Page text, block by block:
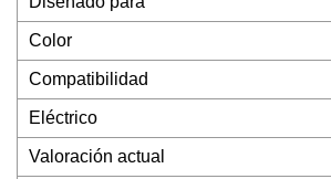
Color
Compatibilidad
Eléctrico
Valoración actual